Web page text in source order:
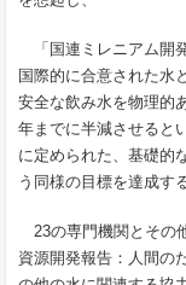
「国連ミレニアム開
国際的に合意された水
安全な飲み水を物理的
年までに半減させると
に定められた、基礎的
う同様の目標を達成す
23の専門機関とその
資源開発報告：人間の